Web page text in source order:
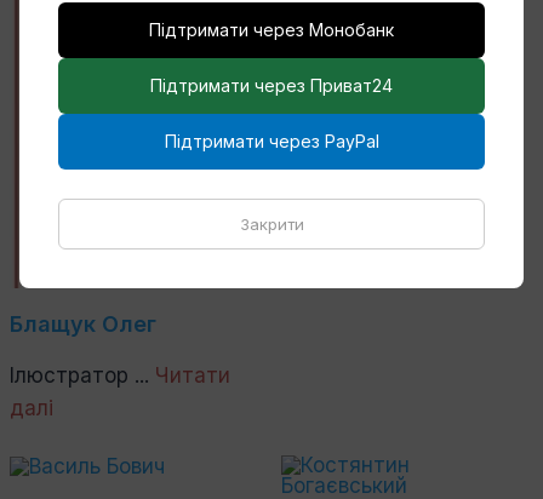
Блащук Олег
Ілюстратор ... Читати
далі
Блудов Андрій
Київський художник ...
Підтримати через Монобанк
Підтримати через Приват24
Підтримати через PayPal
Закрити